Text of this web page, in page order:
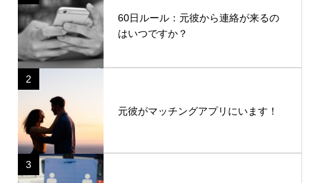
60日ルール：元彼から連絡が来るの
はいつですか？
2
元彼がマッチングアプリにいます！
3